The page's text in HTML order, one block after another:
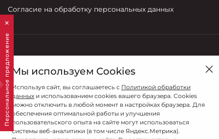
Согласие на обработку персональных данных
Смоленск, ул. Кутузова , 15Б
Продажи
8 (4812) 707-702
Мы используем Cookies
Используя сайт, вы соглашаетесь с Политикой обработки
данных и использованием cookies вашего браузера. Cookies
можно отключить в любой момент в настройках браузера. Для
обеспечения оптимальной работы и улучшения
пользовательского опыта на сайте могут использоваться
системы веб-аналитики (в том числе Яндекс.Метрика).
Персональное предложение